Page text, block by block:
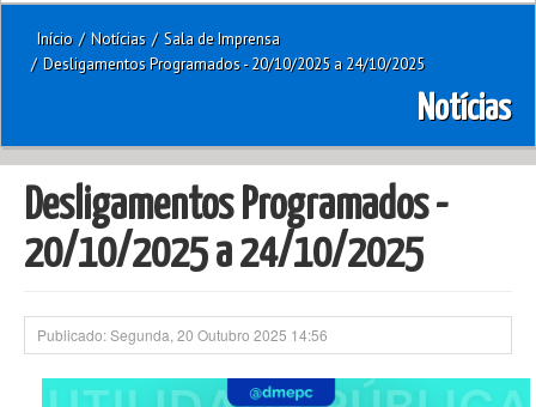
Início / Notícias / Sala de Imprensa
/ Desligamentos Programados - 20/10/2025 a 24/10/2025
Notícias
Desligamentos Programados -
20/10/2025 a 24/10/2025
Publicado: Segunda, 20 Outubro 2025 14:56